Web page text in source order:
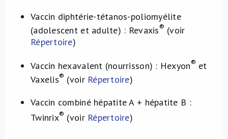
Vaccin diphtérie-tétanos-poliomyélite
(adolescent et adulte) : Revaxis® (voir
Répertoire)
Vaccin hexavalent (nourrisson) : Hexyon® et
Vaxelis® (voirRépertoire)
Vaccin combiné hépatite A + hépatite B :
Twinrix® (voirRépertoire)